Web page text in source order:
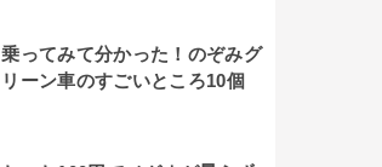
乗ってみて分かった！のぞみグ
リーン車のすごいところ10個